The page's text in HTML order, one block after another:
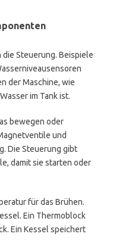
Steuerung. Beispiele
der Maschine, wie
im Tank ist.
bewegen oder
und
Die Steuerung gibt
damit sie starten oder
für das Brühen.
Ein Thermoblock
Ein Kessel speichert